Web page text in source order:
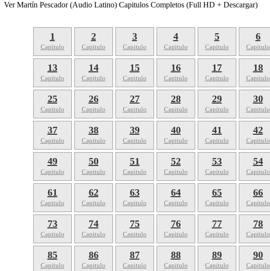
Ver Martín Pescador (Audio Latino) Capitulos Completos (Full HD + Descargar)
1
Capitulo
2
Capitulo
3
Capitulo
4
Capitulo
5
Capitulo
6
Capitulo
13
Capitulo
14
Capitulo
15
Capitulo
16
Capitulo
17
Capitulo
18
Capitulo
25
Capitulo
26
Capitulo
27
Capitulo
28
Capitulo
29
Capitulo
30
Capitulo
37
Capitulo
38
Capitulo
39
Capitulo
40
Capitulo
41
Capitulo
42
Capitulo
49
Capitulo
50
Capitulo
51
Capitulo
52
Capitulo
53
Capitulo
54
Capitulo
61
Capitulo
62
Capitulo
63
Capitulo
64
Capitulo
65
Capitulo
66
Capitulo
73
Capitulo
74
Capitulo
75
Capitulo
76
Capitulo
77
Capitulo
78
Capitulo
85
Capitulo
86
Capitulo
87
Capitulo
88
Capitulo
89
Capitulo
90
Capitulo